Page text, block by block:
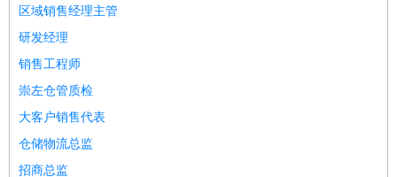
区域销售经理主管
研发经理
销售工程师
崇左仓管质检
大客户销售代表
仓储物流总监
招商总监